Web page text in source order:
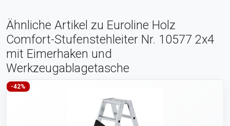
Ähnliche Artikel zu Euroline Holz
Comfort-Stufenstehleiter Nr. 10577 2x4
mit Eimerhaken und
Werkzeugablagetasche
-42%